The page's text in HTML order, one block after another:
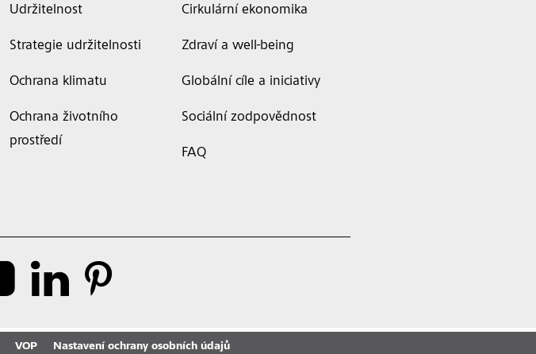
Udržitelnost
Strategie udržitelnosti
Ochrana klimatu
Ochrana životního
prostředí
Cirkulární ekonomika
Zdraví a well-being
Globální cíle a iniciativy
Sociální zodpovědnost
FAQ
VOP
Nastavení ochrany osobních údajů